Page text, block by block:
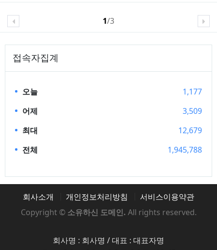
1/3
접속자집계
오늘
1,177
어제
3,509
최대
12,679
전체
1,945,788
회사소개 개인정보처리방침
서비스이용약관
Copyright © 소유하신 도메인. All rights reserved.
회사명 : 회사명 / 대표 : 대표자명